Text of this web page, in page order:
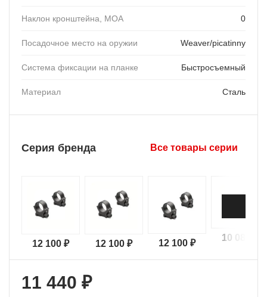
Наклон кронштейна, MOA 0
Посадочное место на оружии Weaver/picatinny
Система фиксации на планке Быстросъемный
Материал Сталь
Серия бренда Все товары серии
12 100 ₽ 12 100 ₽ 12 100 ₽ 10 080 ₽
11 440 ₽